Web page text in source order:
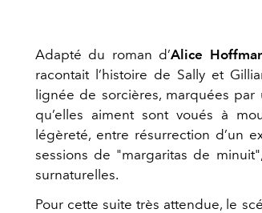
Adapté du roman d’Alice
racontait l’histoire de Sally et
lignée de sorcières, marquées
qu’elles aiment sont voués à
légèreté, entre résurrection d’un
sessions de "margaritas de
surnaturelles.
Pour cette suite très attendue, le